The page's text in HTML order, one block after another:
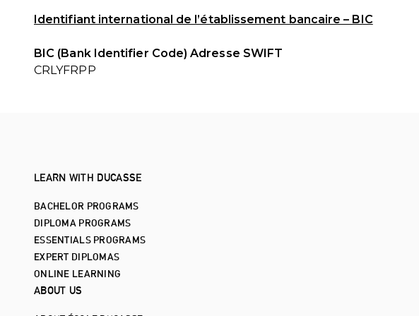
Identifiant international de l’établissement bancaire – BIC
BIC (Bank Identifier Code) Adresse SWIFT
CRLYFRPP
LEARN WITH DUCASSE
BACHELOR PROGRAMS
DIPLOMA PROGRAMS
ESSENTIALS PROGRAMS
EXPERT DIPLOMAS
ONLINE LEARNING
ABOUT US